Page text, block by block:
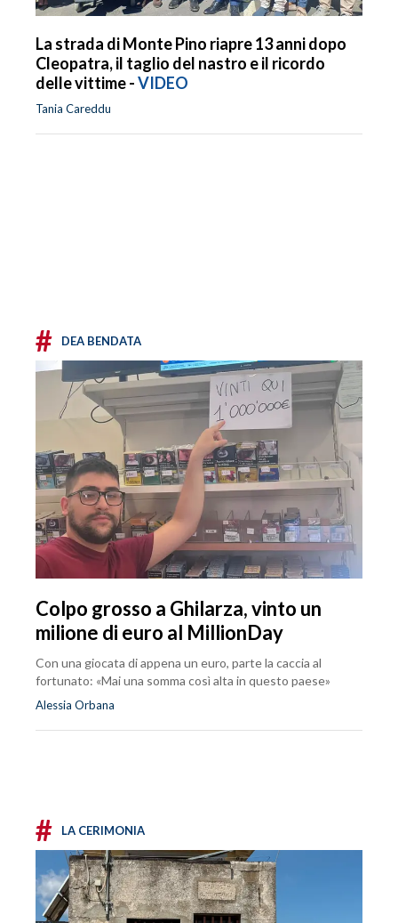
La strada di Monte Pino riapre 13 anni dopo
Cleopatra, il taglio del nastro e il ricordo
delle vittime -VIDEO
Tania Careddu
# DEA BENDATA
Colpo grosso a Ghilarza, vinto un
milione di euro al MillionDay
Con una giocata di appena un euro, parte la caccia al
fortunato: «Mai una somma così alta in questo paese»
Alessia Orbana
# LA CERIMONIA